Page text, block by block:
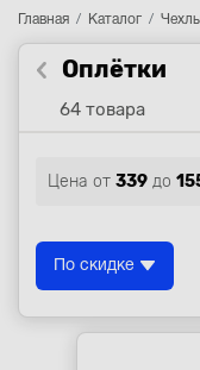
Каталог товаров
Регистрация | Вход
Доставка
Контакты
Акции
Главная Каталог
Оплётки
64 товара
Цена от 339 до
По скидке